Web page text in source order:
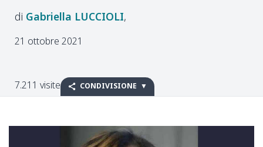
Gabriella LUCCIOLI
21 ottobre 2021
7.211 visite CONDIVISIONE